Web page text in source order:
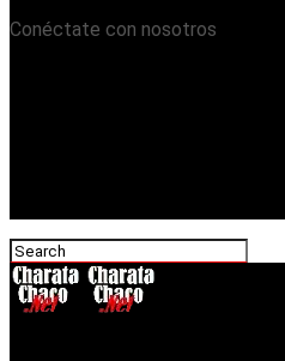
Conéctate con nosotros